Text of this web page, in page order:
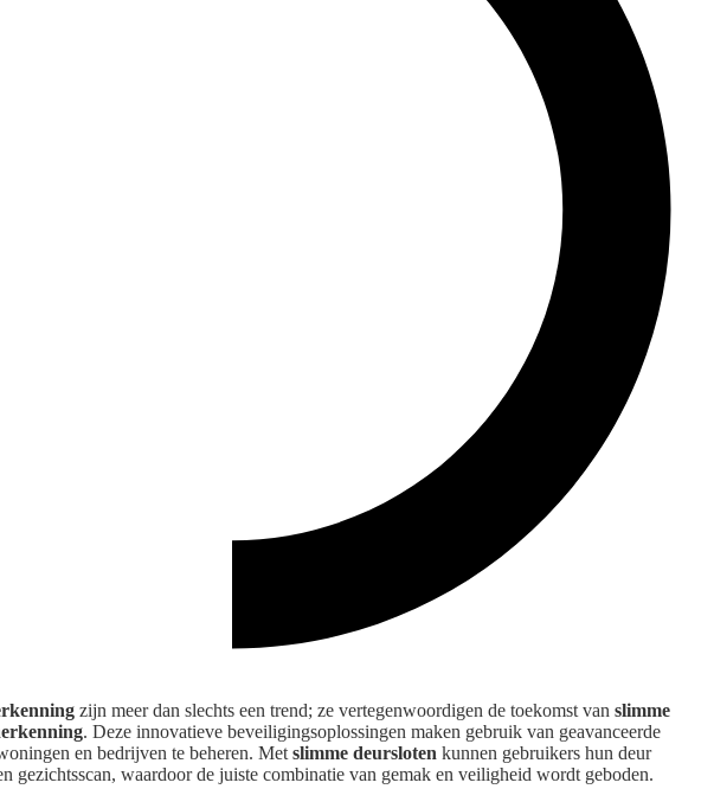
zijn meer dan slechts een trend; ze vertegenwoordigen de toekomst van slimme
. Deze innovatieve beveiligingsoplossingen maken gebruik van geavanceerde
en bedrijven te beheren. Met slimme deursloten kunnen gebruikers hun deur
gezichtsscan, waardoor de juiste combinatie van gemak en veiligheid wordt geboden.